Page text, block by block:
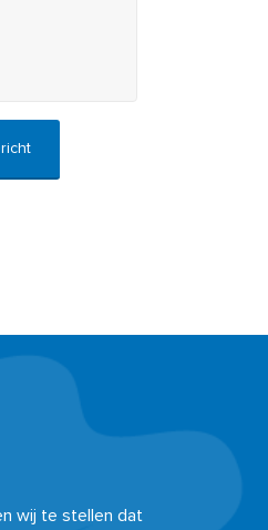
wij te stellen dat